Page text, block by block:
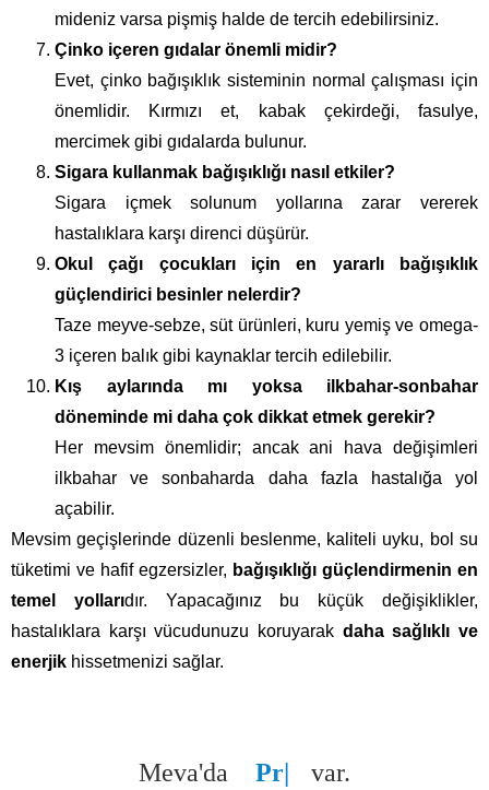
mideniz varsa pişmiş halde de tercih edebilirsiniz.
Çinko içeren gıdalar önemli midir?
Evet, çinko bağışıklık sisteminin normal çalışması için
önemlidir. Kırmızı et, kabak çekirdeği, fasulye,
mercimek gibi gıdalarda bulunur.
Sigara kullanmak bağışıklığı nasıl etkiler?
Sigara içmek solunum yollarına zarar vererek
hastalıklara karşı direnci düşürür.
Okul çağı çocukları için en yararlı bağışıklık
güçlendirici besinler nelerdir?
Taze meyve-sebze, süt ürünleri, kuru yemiş ve omega-
3 içeren balık gibi kaynaklar tercih edilebilir.
Kış aylarında mı yoksa ilkbahar-sonbahar
döneminde mi daha çok dikkat etmek gerekir?
Her mevsim önemlidir; ancak ani hava değişimleri
ilkbahar ve sonbaharda daha fazla hastalığa yol
açabilir.
Mevsim geçişlerinde düzenli beslenme, kaliteli uyku, bol su
tüketimi ve hafif egzersizler, bağışıklığı güçlendirmenin en
temel yollarıdır. Yapacağınız bu küçük değişiklikler,
hastalıklara karşı vücudunuzu koruyarak daha sağlıklı ve
enerjik hissetmenizi sağlar.
Meva'da Profe var.